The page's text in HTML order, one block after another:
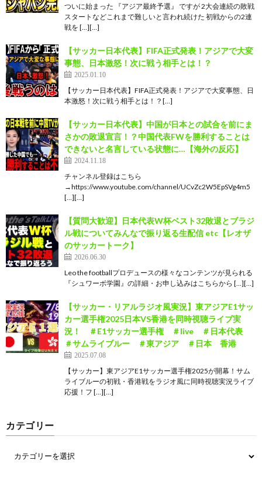
ついに始まった 『アジア最終予選』 ですが 2大会連続の敗戦
スタートなどこれまで難しいと言われ続けた 初戦からの2連
戦を […][…]
【サッカー日本代表】FIFA正式発表！アジアで大変
事態、日本激怒！次に戦う相手とは！？
2025.01.10
【サッカー日本代表】FIFA正式発表！アジアで大変事態、日
本激怒！次に戦う相手とは！？[…]
【サッカー日本代表】中国が日本との試合を前にま
さかの敗退宣言！？中国代表FWを勝利することは
できないと名言している状態に…【海外の反応】
2024.11.18
チャンネル登録はこちら
→https://www.youtube.com/channel/UCvZc2W5EpSVg4m5
[…][…]
【質問大歓迎】日本代表W杯ベスト32敗退とブラジ
ル戦についてみんなで振り返る生配信 etc【レオザ
のサッカートーク】
2026.06.30
Leo the footballプロデュースの様々なコンテンツが見られる
『シュワーボ学園』の詳細・お申し込みはこちらから […][…]
【サッカー・リアルラジオ風実況】東アジアE1サッ
カー選手権2025日本VS香港を同時視聴ライブ実
況！ ＃E1サッカー選手権 ＃live ＃日本代表
＃サムライブルー ＃東アジア ＃日本 香港
2025.07.08
【サッカー】東アジアE1サッカー選手権2025が開幕！サム
ライブルーの初戦・香港戦をラジオ風に同時視聴実況ライブ
応援！フ […][…]
カテゴリー